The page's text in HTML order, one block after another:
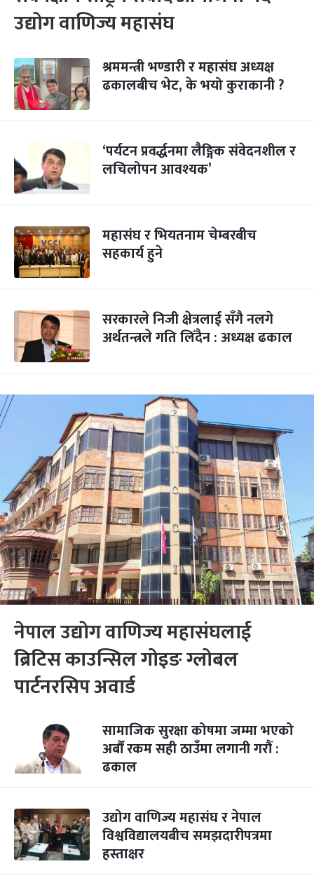
उद्योग वाणिज्य महासंघ
श्रममन्त्री भण्डारी र महासंघ अध्यक्ष
ढकालबीच भेट, के भयो कुराकानी ?
‘पर्यटन प्रवर्द्धनमा लैङ्गिक संवेदनशील र
लचिलोपन आवश्यक’
महासंघ र भियतनाम चेम्बरबीच
सहकार्य हुने
सरकारले निजी क्षेत्रलाई सँगै नलगे
अर्थतन्त्रले गति लिँदैन : अध्यक्ष ढकाल
नेपाल उद्योग वाणिज्य महासंघलाई
ब्रिटिस काउन्सिल गोइङ ग्लोबल
पार्टनरसिप अवार्ड
सामाजिक सुरक्षा कोषमा जम्मा भएको
अर्बौं रकम सही ठाउँमा लगानी गरौं :
ढकाल
उद्योग वाणिज्य महासंघ र नेपाल
विश्वविद्यालयबीच समझदारीपत्रमा
हस्ताक्षर